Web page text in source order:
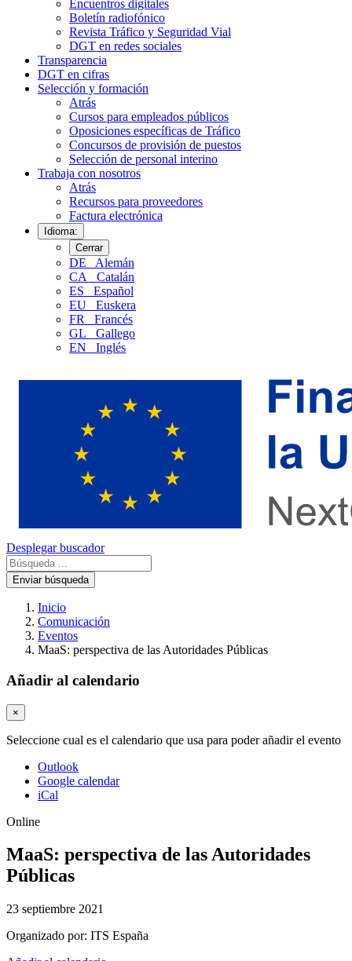
Encuentros digitales
Boletín radiofónico
Revista Tráfico y Seguridad Vial
DGT en redes sociales
Transparencia
DGT en cifras
Selección y formación
Atrás
Cursos para empleados públicos
Oposiciones específicas de Tráfico
Concursos de provisión de puestos
Selección de personal interino
Trabaja con nosotros
Atrás
Recursos para proveedores
Factura electrónica
Idioma:
Cerrar
DE
Alemán
CA
Catalán
ES
Español
EU
Euskera
FR
Francés
GL
Gallego
EN
Inglés
Desplegar buscador
Enviar búsqueda
Inicio
Comunicación
Eventos
MaaS: perspectiva de las Autoridades Públicas
Añadir al calendario
×
Seleccione cual es el calendario que usa para poder añadir el evento
Outlook
Google calendar
iCal
Online
MaaS: perspectiva de las Autoridades
Públicas
23 septiembre 2021
Organizado por: ITS España